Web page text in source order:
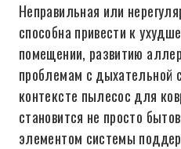
Неправильная или
способна привести к
помещении, развитию
проблемам с дыхательной
контексте пылесос для
становится не просто
элементом системы